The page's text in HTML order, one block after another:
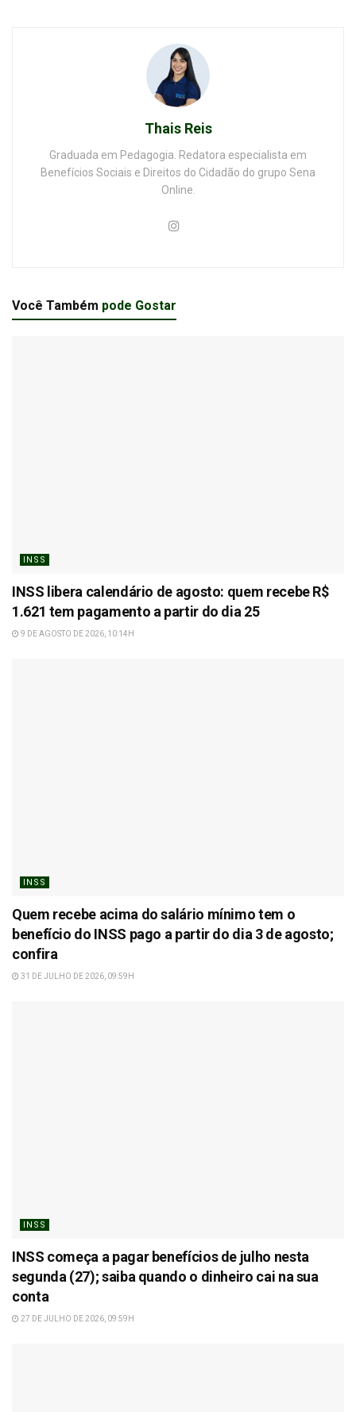
Thais Reis
Graduada em Pedagogia. Redatora especialista em
Benefícios Sociais e Direitos do Cidadão do grupo Sena
Online.
Você Também pode Gostar
INSS
INSS libera calendário de agosto: quem recebe R$
1.621 tem pagamento a partir do dia 25
9 DE AGOSTO DE 2026, 10:14H
INSS
Quem recebe acima do salário mínimo tem o
benefício do INSS pago a partir do dia 3 de agosto;
confira
31 DE JULHO DE 2026, 09:59H
INSS
INSS começa a pagar benefícios de julho nesta
segunda (27); saiba quando o dinheiro cai na sua
conta
27 DE JULHO DE 2026, 09:59H